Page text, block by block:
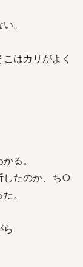
。
はカリがよく
る。
したのか、ち○
。
ら